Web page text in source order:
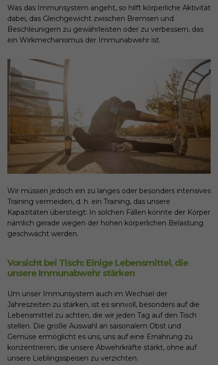
Was das Immunsystem angeht, so hilft körperliche Aktivität
dabei, das Gleichgewicht zwischen Bremsen und
Beschleunigern zu gewährleisten oder zu verbessern, das
ein Wirkmechanismus der Immunabwehr ist.
Wir müssen jedoch ein zu langes oder besonders intensives
Training vermeiden, d. h. ein Training, das unsere
Kapazitäten übersteigt: In solchen Fällen könnte der Körper
nämlich gerade wegen der hohen körperlichen Belastung
geschwächt werden.
Vorsicht bei Tisch: Einige Lebensmittel, die
unsere Immunabwehr stärken
Um unser Immunsystem auch im Wechsel der
Jahreszeiten zu stärken, ist es sinnvoll, besonders auf die
Lebensmittel zu achten, die wir jeden Tag auf den Tisch
stellen. Die große Auswahl an saisonalem Obst und
Gemüse ermöglicht es uns, uns auf eine Ernährung zu
konzentrieren, die unsere Abwehrkräfte stärkt, ohne auf
unsere Lieblingsspeisen zu verzichten.